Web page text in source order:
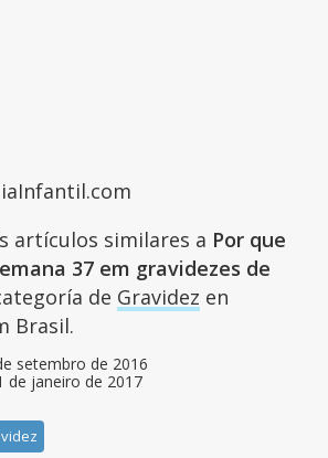
artículos similares a Por que
37 em gravidezes de
de Gravidez en
Brasil.
setembro de 2016
de janeiro de 2017